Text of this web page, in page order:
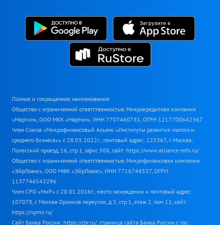
Полное и сокращенное наименование:
Общество с ограниченной ответственностью Микрокредитная компания
«Мартин», ООО МКК «Мартин», ИНН 7707460781, ОГРН 1217700642367
Член Союза «Микрофинансовый Альянс «Институты развития малого и
среднего бизнеса»» с 28.03.2022г., почтовый адрес: 125367, г. Москва,
Полесский проезд, 16, стр.1, офис 308, сайт: https://www.alliance-mfo.ru/
Общество с ограниченной ответственностью Микрофинансовая компания
«ЭйрЛоанс», ООО МФК «ЭйрЛоанс», ИНН 7716748537, ОГРН
1137746543296
Член СРО «МиР» с 28.01.2016г., место нахождения и почтовый адрес:
107078, г. Москва Орликов переулок, д.5, стр.1, этаж 2, пом.11, сайт:
https://npmir.ru/
Сайт Банка России: https://cbr.ru/, страница сайта Банка России с гос.